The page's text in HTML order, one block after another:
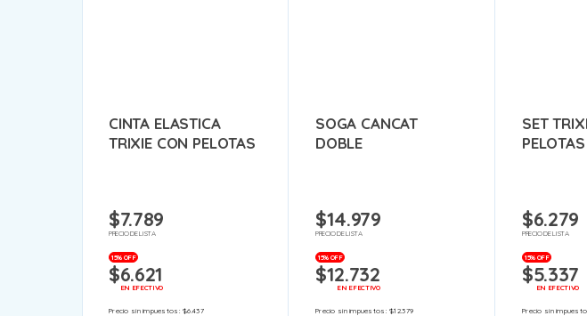
CINTA ELASTICA
TRIXIE CON PELOTAS
$7.789
PRECIO DE LISTA
15% OFF
$6.621
EN EFECTIVO
Precio sin impuestos:$6.437
SOGA CANCAT
DOBLE
$14.979
PRECIO DE LISTA
15% OFF
$12.732
EN EFECTIVO
Precio sin impuestos:$12.379
SET
$6.279
PRECIO DE LISTA
15% OFF
$5.337
EN EFECTIVO
Precio sin